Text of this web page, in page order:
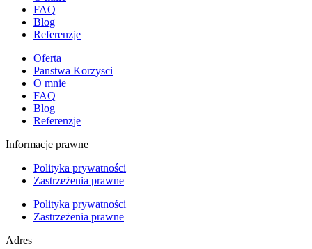
FAQ
Blog
Referenzje
Oferta
Panstwa Korzysci
O mnie
FAQ
Blog
Referenzje
Informacje prawne
Polityka prywatności
Zastrzeżenia prawne
Polityka prywatności
Zastrzeżenia prawne
Adres